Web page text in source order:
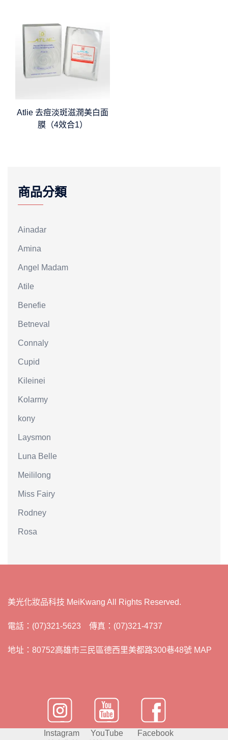
Atlie 去痘淡斑滋潤美白面
膜（4效合1）
商品分類
Ainadar
Amina
Angel Madam
Atile
Benefie
Betneval
Connaly
Cupid
Kileinei
Kolarmy
kony
Laysmon
Luna Belle
Meililong
Miss Fairy
Rodney
Rosa
美光化妝品科技 MeiKwang All Rights Reserved.
電話：(07)321-5623 傳真：(07)321-4737
地址：80752高雄市三民區德西里美都路300巷48號 MAP
Instagram YouTube
Facebook